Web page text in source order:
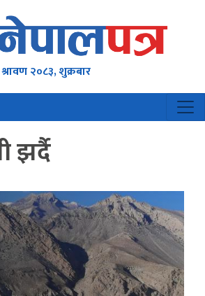
२०८३, शुक्रबार
झर्दै